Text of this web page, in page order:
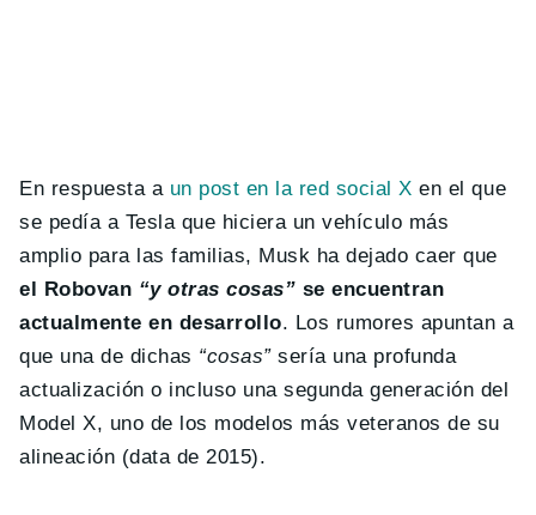
En respuesta a un post en la red social X en el que
se pedía a Tesla que hiciera un vehículo más
amplio para las familias, Musk ha dejado caer que
el Robovan “y otras cosas” se encuentran
actualmente en desarrollo. Los rumores apuntan a
que una de dichas “cosas”sería una profunda
actualización o incluso una segunda generación del
Model X, uno de los modelos más veteranos de su
alineación (data de 2015).